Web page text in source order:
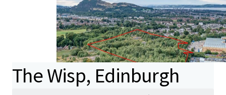
The Wisp, Edinburgh